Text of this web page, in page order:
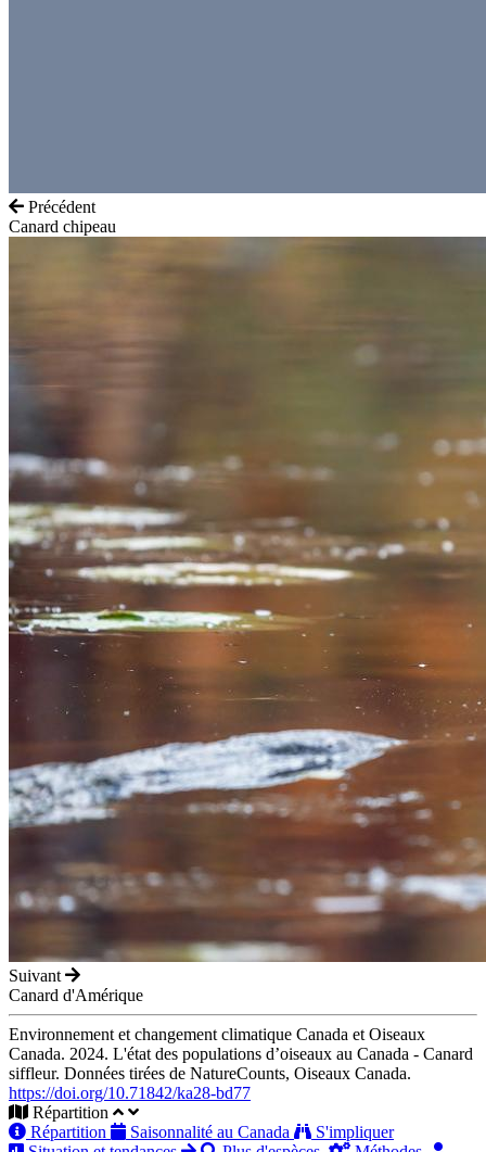
Précédent
Canard chipeau
Suivant
Canard d'Amérique
Environnement et changement climatique Canada et Oiseaux
Canada. 2024. L'état des populations d’oiseaux au Canada - Canard
siffleur. Données tirées de NatureCounts, Oiseaux Canada.
https://doi.org/10.71842/ka28-bd77
Répartition
Répartition
Saisonnalité au Canada
S'impliquer